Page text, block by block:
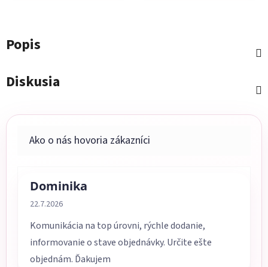
Popis
Diskusia
Dominika
Hodnotenie obchodu je 5 z 5 hviezdičiek.
22.7.2026
Komunikácia na top úrovni, rýchle dodanie,
informovanie o stave objednávky. Určite ešte
objednám. Ďakujem